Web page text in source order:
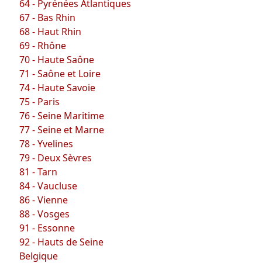
64 - Pyrénées Atlantiques
67 - Bas Rhin
68 - Haut Rhin
69 - Rhône
70 - Haute Saône
71 - Saône et Loire
74 - Haute Savoie
75 - Paris
76 - Seine Maritime
77 - Seine et Marne
78 - Yvelines
79 - Deux Sèvres
81 - Tarn
84 - Vaucluse
86 - Vienne
88 - Vosges
91 - Essonne
92 - Hauts de Seine
Belgique